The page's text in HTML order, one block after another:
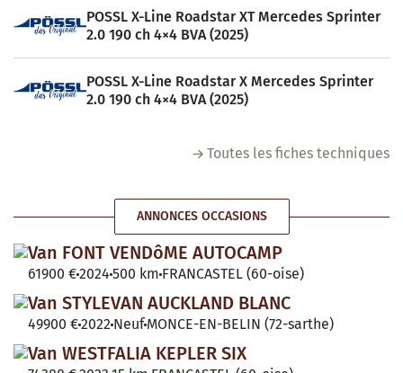
POSSL X-Line Roadstar XT Mercedes Sprinter
2.0 190 ch 4×4 BVA (2025)
POSSL X-Line Roadstar X Mercedes Sprinter
2.0 190 ch 4×4 BVA (2025)
Toutes les fiches techniques
ANNONCES OCCASIONS
Van FONT VENDôME AUTOCAMP
61900 €2024 500 km FRANCASTEL (60-oise)
Van STYLEVAN AUCKLAND BLANC
49900 €2022 Neuf MONCE-EN-BELIN (72-sarthe)
Van WESTFALIA KEPLER SIX